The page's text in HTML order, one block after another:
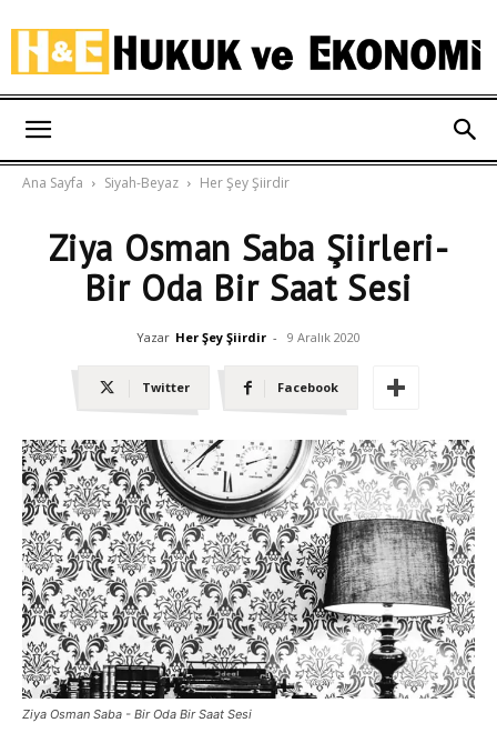
Ana Sayfa Siyah-Beyaz Her Şey Şiirdir
Ziya Osman Saba Şiirleri-
Bir Oda Bir Saat Sesi
Yazar Her Şey Şiirdir - 9 Aralık 2020
Twitter Facebook
Ziya Osman Saba - Bir Oda Bir Saat Sesi